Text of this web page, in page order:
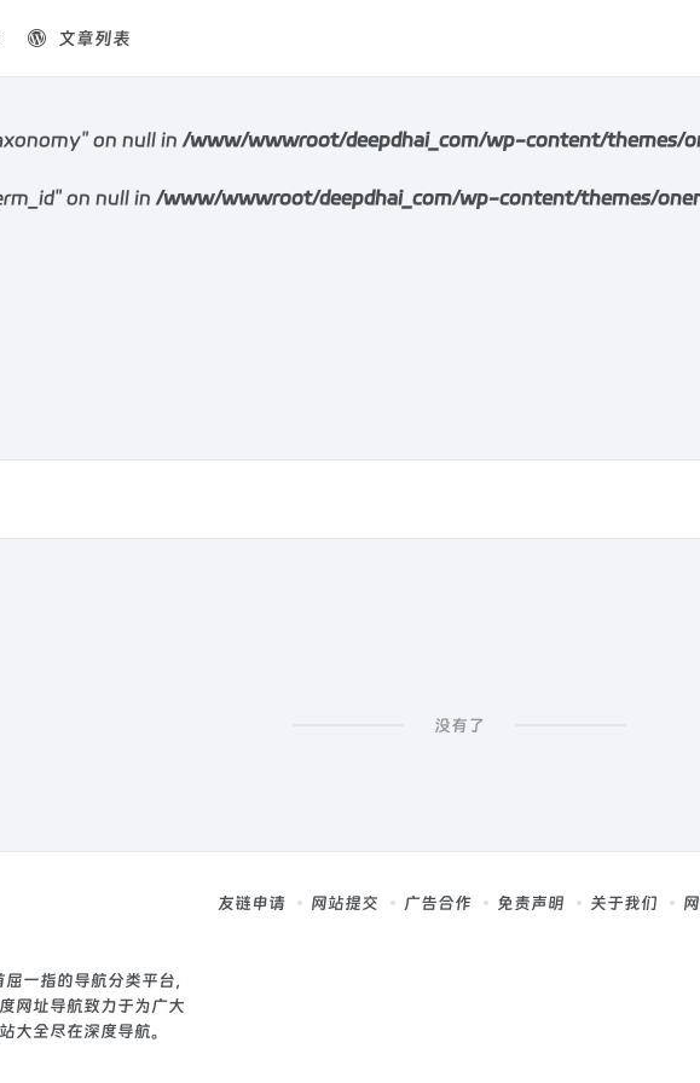
on null in /www/wwwroot/deepdhai_com/wp-content/themes/
on null in /www/wwwroot/deepdhai_com/wp-content/themes/
文章列表
没有了
一指的导航分类平台，
网址导航致力于为广大
大全尽在深度导航。
友链申请 网站提交 广告合作 免责声明 关于我们